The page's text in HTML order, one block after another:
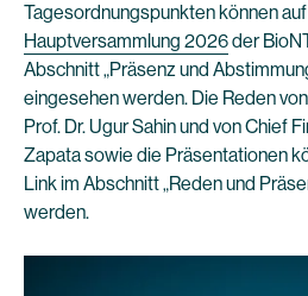
Tagesordnungspunkten können
Hauptversammlung 2026der
Abschnitt „Präsenz und
eingesehen werden. Die Reden
Prof. Dr. Ugur Sahin und von Chief
Zapata sowie die Präsentationen
Link im Abschnitt „Reden und
werden.